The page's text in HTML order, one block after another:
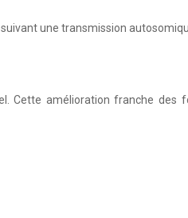
une transmission
Cette amélioration franche des